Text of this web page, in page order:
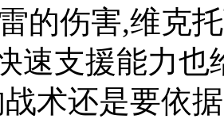
的伤害,维克
速支援能力
术还是要依